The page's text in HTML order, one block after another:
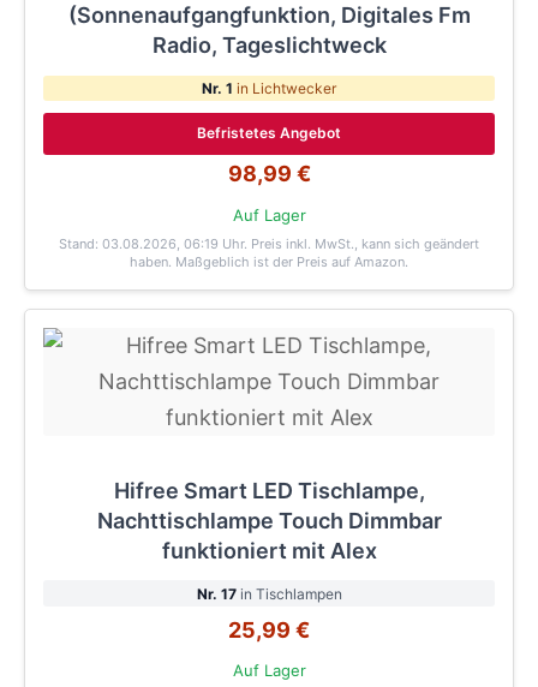
(Sonnenaufgangfunktion, Digitales Fm
Radio, Tageslichtweck
Nr. 1 in Lichtwecker
Befristetes Angebot
98,99 €
Auf Lager
Stand: 03.08.2026, 06:19 Uhr. Preis inkl. MwSt., kann sich geändert
haben. Maßgeblich ist der Preis auf Amazon.
Hifree Smart LED Tischlampe,
Nachttischlampe Touch Dimmbar
funktioniert mit Alex
Nr. 17in Tischlampen
25,99 €
Auf Lager